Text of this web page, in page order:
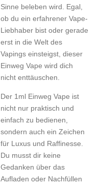
Sinne beleben wird. Egal,
ob du ein erfahrener Vape-
Liebhaber bist oder gerade
erst in die Welt des
Vapings einsteigst, dieser
Einweg Vape wird dich
nicht enttäuschen.
Der 1ml Einweg Vape ist
nicht nur praktisch und
einfach zu bedienen,
sondern auch ein Zeichen
für Luxus und Raffinesse.
Du musst dir keine
Gedanken über das
Aufladen oder Nachfüllen